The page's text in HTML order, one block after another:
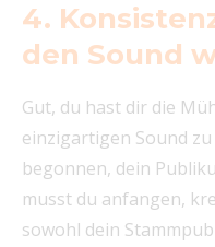
4.
den Sound
Gut, du hast dir die
einzigartigen Sound
begonnen, dein
musst du anfangen,
sowohl dein